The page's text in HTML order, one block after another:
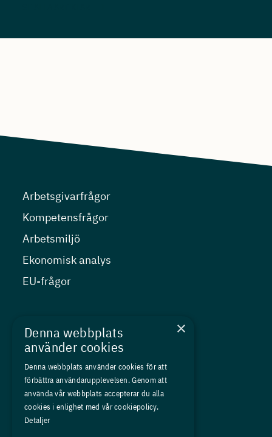
Arbetsgivarfrågor
Kompetensfrågor
Arbetsmiljö
Ekonomisk analys
EU-frågor
Kurser
Medlemskap
Om oss
Press
In English
×
Denna webbplats
använder cookies
Denna webbplats använder cookies för att
förbättra användarupplevelsen. Genom att
använda vår webbplats accepterar du alla
cookies i enlighet med vår cookiepolicy.
Detaljer